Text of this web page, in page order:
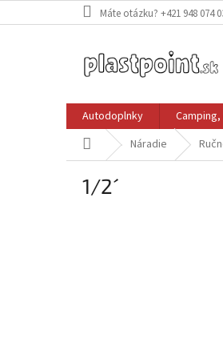
na
Máte otázku? +421 948 074
Autodoplnky
DomovNáradie
1/2´